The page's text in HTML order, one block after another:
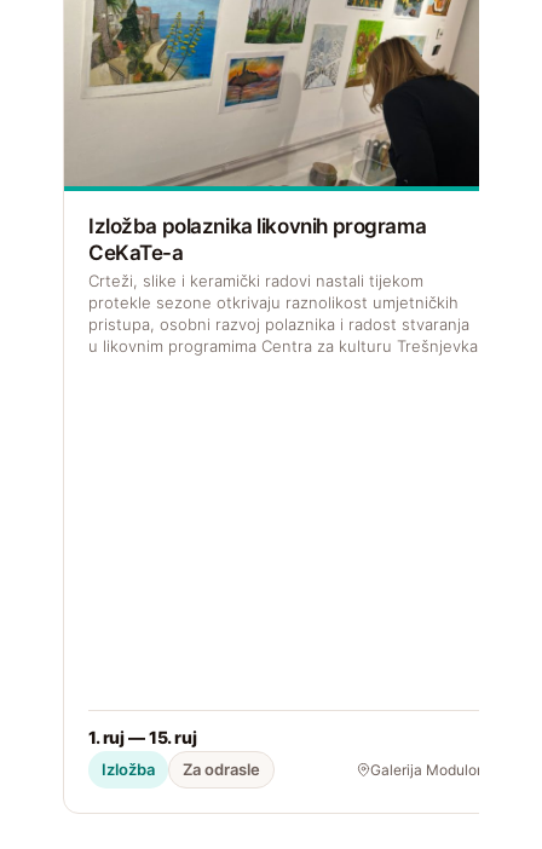
Izložba polaznika likovnih programa
CeKaTe-a
Crteži, slike i keramički radovi nastali tijekom
protekle sezone otkrivaju raznolikost umjetničkih
pristupa, osobni razvoj polaznika i radost stvaranja
u likovnim programima Centra za kulturu Trešnjevka.
1. ruj — 15. ruj
Izložba Za odrasle Galerija Modulor